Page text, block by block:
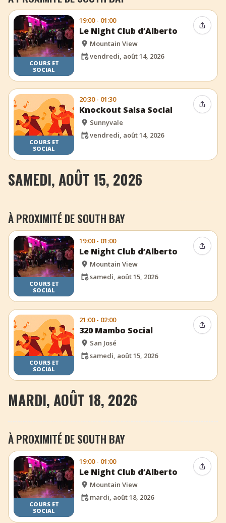
COURS ET
SOCIAL
19:00 - 01:00
Le Night Club d’Alberto
Mountain View
vendredi, août 14, 2026
COURS ET
SOCIAL
20:30 - 01:30
Knockout Salsa Social
Sunnyvale
vendredi, août 14, 2026
SAMEDI, AOÛT 15, 2026
À PROXIMITÉ DE SOUTH BAY
COURS ET
SOCIAL
19:00 - 01:00
Le Night Club d’Alberto
Mountain View
samedi, août 15, 2026
COURS ET
SOCIAL
21:00 - 02:00
320 Mambo Social
San José
samedi, août 15, 2026
MARDI, AOÛT 18, 2026
À PROXIMITÉ DE SOUTH BAY
COURS ET
SOCIAL
19:00 - 01:00
Le Night Club d’Alberto
Mountain View
mardi, août 18, 2026